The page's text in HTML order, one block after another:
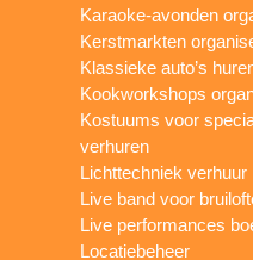
Karaoke-avonden
Kerstmarkten
Klassieke auto’s
Kookworkshops
Kostuums voor
verhuren
Lichttechniek verhuur
Live band voor
Live performances
Locatiebeheer